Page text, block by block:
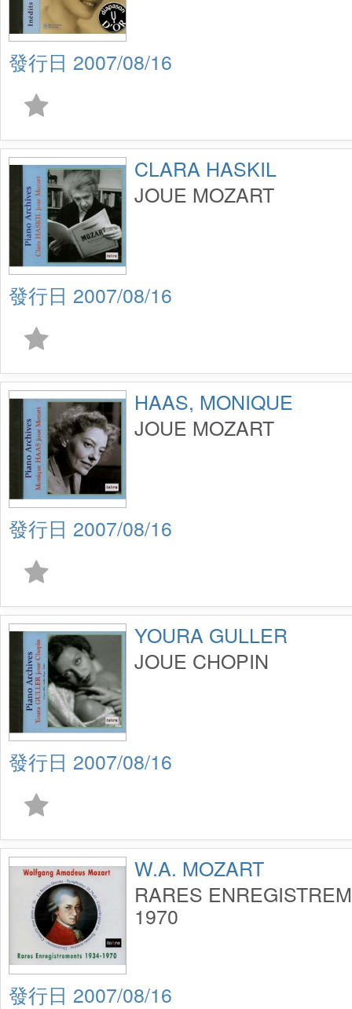
2007/08/16
CLARA HASKIL
JOUE MOZART
2007/08/16
HAAS, MONIQUE
JOUE MOZART
2007/08/16
YOURA GULLER
JOUE CHOPIN
2007/08/16
W.A. MOZART
RARES
1970
2007/08/16